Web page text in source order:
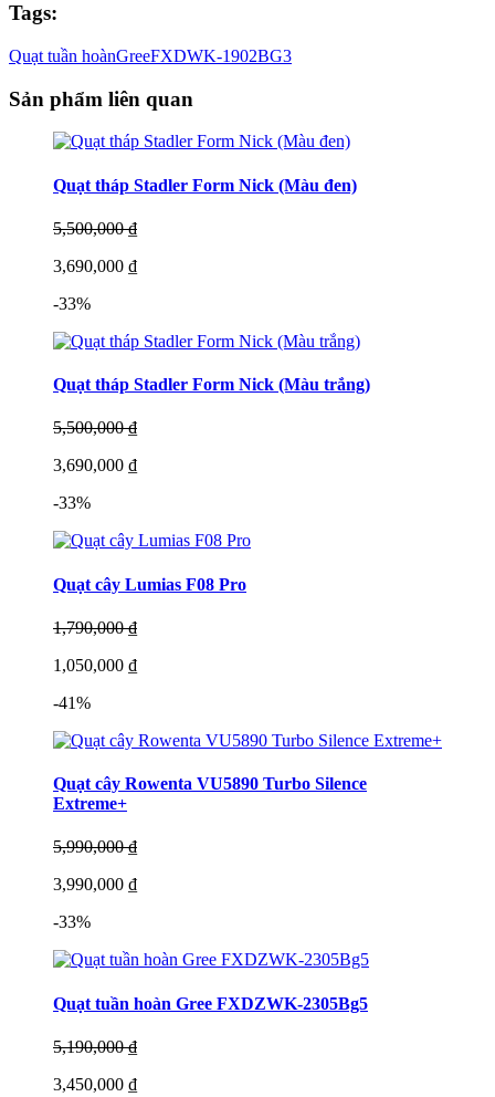
Tags:
Quạt tuần hoànGreeFXDWK-1902BG3
Sản phẩm liên quan
Quạt tháp Stadler Form Nick (Màu đen)
5,500,000 ₫
3,690,000 ₫
-33%
Quạt tháp Stadler Form Nick (Màu trắng)
5,500,000 ₫
3,690,000 ₫
-33%
Quạt cây Lumias F08 Pro
1,790,000 ₫
1,050,000 ₫
-41%
Quạt cây Rowenta VU5890 Turbo Silence
Extreme+
5,990,000 ₫
3,990,000 ₫
-33%
Quạt tuần hoàn Gree FXDZWK-2305Bg5
5,190,000 ₫
3,450,000 ₫